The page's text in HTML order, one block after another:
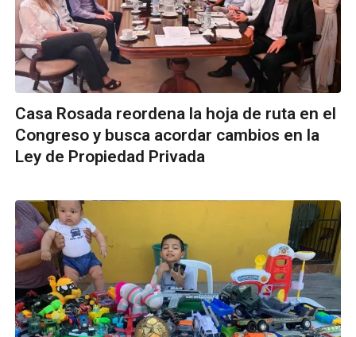
Casa Rosada reordena la hoja de ruta en el
Congreso y busca acordar cambios en la
Ley de Propiedad Privada